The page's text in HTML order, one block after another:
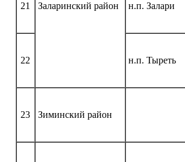
Заларинский район
21 н.п. Залари
22 н.п. Тыреть
23 Зиминский район